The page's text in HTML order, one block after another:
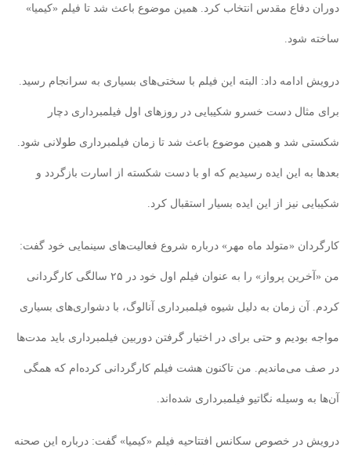
دوران دفاع مقدس انتخاب کرد. همین موضوع باعث شد تا فیلم «کیمیا»
ساخته شود.
درویش ادامه داد: البته این فیلم با سختی‌های بسیاری به سرانجام رسید.
برای مثال دست خسرو شکیبایی در روزهای اول فیلمبرداری دچار
شکستی شد و همین موضوع باعث شد تا زمان فیلمبرداری طولانی شود.
بعدها به این ایده رسیدیم که او با دست شکسته از اسارت بازگردد و
شکیبایی نیز از این ایده بسیار استقبال کرد.
کارگردان «متولد ماه مهر» درباره شروع فعالیت‌های سینمایی خود گفت:
من «آخرین پرواز» را به عنوان فیلم اول خود در ۲۵ سالگی کارگردانی
کردم. آن زمان به دلیل شیوه فیلمبرداری آنالوگ، با دشواری‌های بسیاری
مواجه بودیم و حتی برای در اختیار گرفتن دوربین فیلمبرداری باید مدت‌ها
در صف می‌ماندیم. من تاکنون هشت فیلم کارگردانی کرده‌ام که همگی
آن‌ها به وسیله نگاتیو فیلمبرداری شده‌اند.
درویش در خصوص سکانس افتتاحیه فیلم «کیمیا» گفت: درباره این صحنه